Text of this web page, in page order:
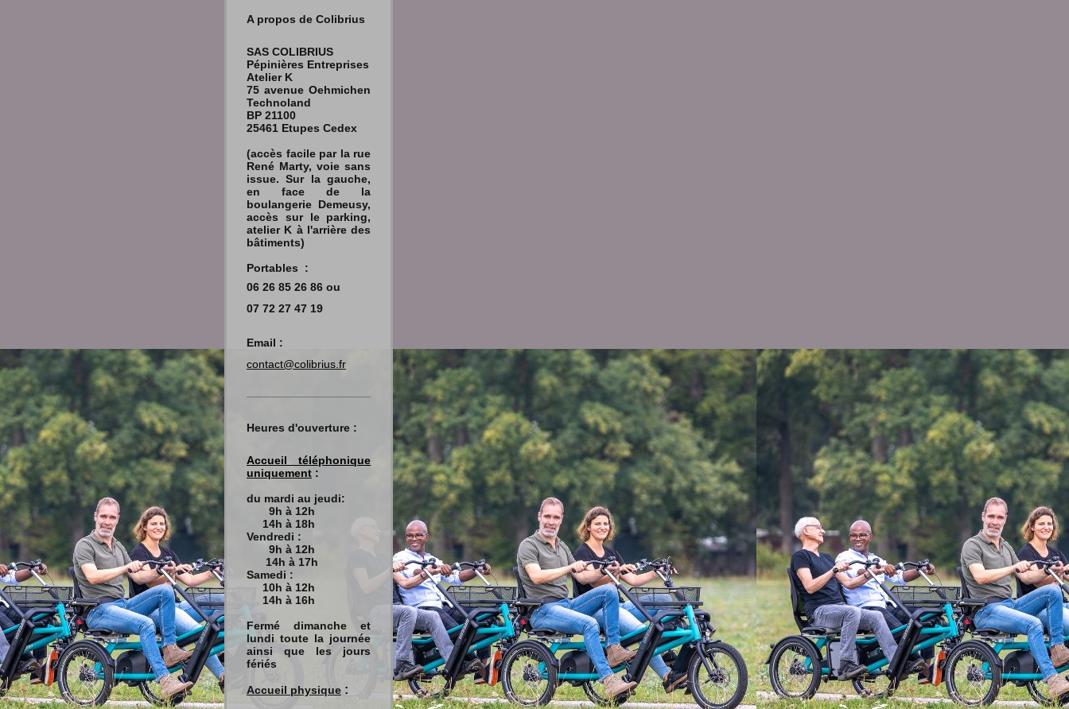
A propos de Colibrius
SAS COLIBRIUS
Pépinières Entreprises
Atelier K
75 avenue Oehmichen
Technoland
BP 21100
25461 Etupes Cedex
(accès facile par la rue
René Marty, voie sans
issue. Sur la gauche,
en face de la
boulangerie Demeusy,
accès sur le parking,
atelier K à l'arrière des
bâtiments)
Portables :
06 26 85 26 86 ou
07 72 27 47 19
Email :
contact@colibrius.fr
Heures d'ouverture :
Accueil téléphonique
uniquement :
du mardi au jeudi:
9h à 12h
14h à 18h
Vendredi :
9h à 12h
14h à 17h
Samedi :
10h à 12h
14h à 16h
Fermé dimanche et
lundi toute la journée
ainsi que les jours
fériés
Accueil physique :